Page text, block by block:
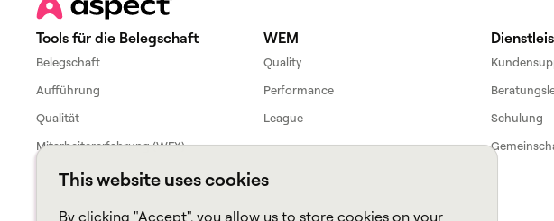
This website uses cookies
By clicking "Accept", you allow us to store cookies on your
Tools für die Belegschaft
Belegschaft
Aufführung
Qualität
Mitarbeitererfahrung (WFX)
WEM
Quality
Performance
League
Schulung